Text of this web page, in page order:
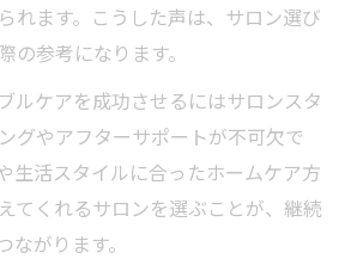
れます。こうした声は、サロン選び
の参考になります。
ルケアを成功させるにはサロンスタ
グやアフターサポートが不可欠で
生活スタイルに合ったホームケア方
てくれるサロンを選ぶことが、継続
がります。